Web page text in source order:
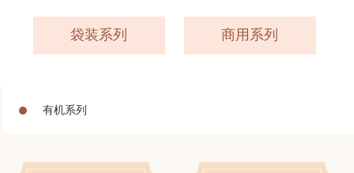
袋装系列 商用系列
有机系列